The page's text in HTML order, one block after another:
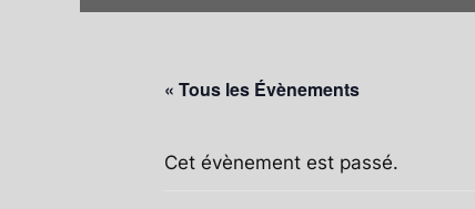
« Tous les Évènements
Cet évènement est passé.